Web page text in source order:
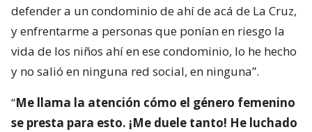
defender a un condominio de ahí de acá de La Cruz,
y enfrentarme a personas que ponían en riesgo la
vida de los niños ahí en ese condominio, lo he hecho
y no salió en ninguna red social, en ninguna”.
“Me llama la atención cómo el género femenino
se presta para esto. ¡Me duele tanto! He luchado